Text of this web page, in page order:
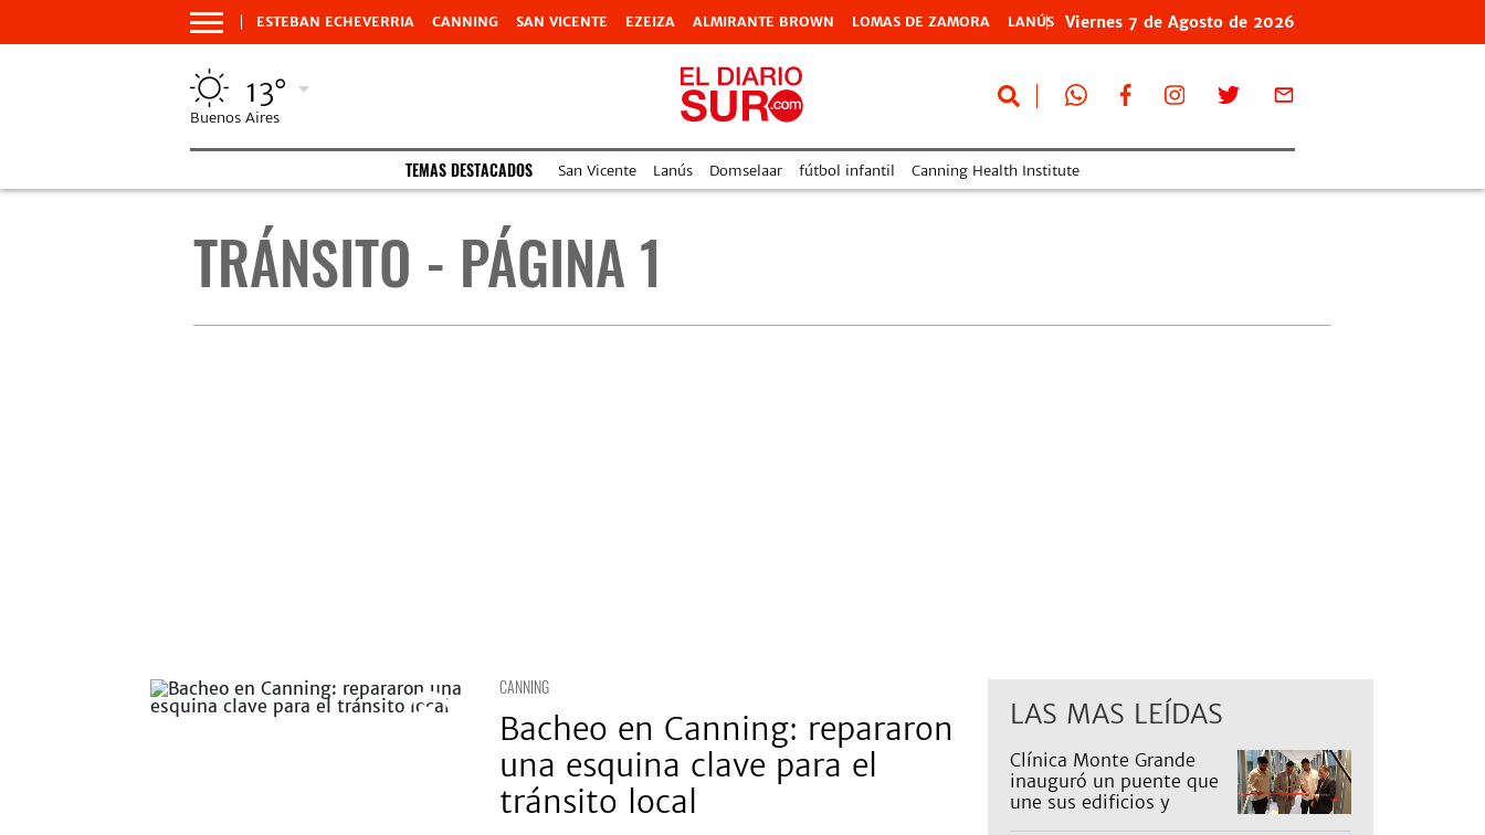
ESTEBAN ECHEVERRIA CANNING SAN VICENTE EZEIZA ALMIRANTE BROWN LOMAS DE ZAMORA LANÚS Viernes 7 de Agosto de 2026
13°
Buenos Aires
TEMAS DESTACADOS San Vicente Lanús Domselaar fútbol infantil Canning Health Institute
TRÁNSITO - PÁGINA 1
CANNING
Bacheo en Canning: repararon
una esquina clave para el
tránsito local
LAS MAS LEÍDAS
Clínica Monte Grande
inauguró un puente que
une sus edificios y